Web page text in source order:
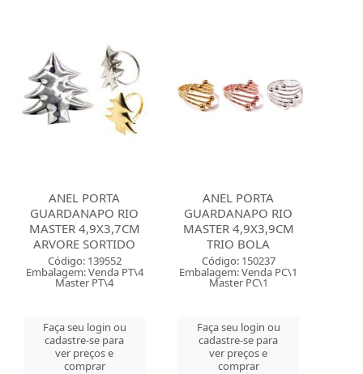
ANEL PORTA
GUARDANAPO RIO
MASTER 4,9X3,7CM
ARVORE SORTIDO
Código: 139552
Embalagem: Venda PT\4
Master PT\4
Faça seu login ou
cadastre-se para
ver preços e
comprar
ANEL PORTA
GUARDANAPO RIO
MASTER 4,9X3,9CM
TRIO BOLA
Código: 150237
Embalagem: Venda PC\1
Master PC\1
Faça seu login ou
cadastre-se para
ver preços e
comprar